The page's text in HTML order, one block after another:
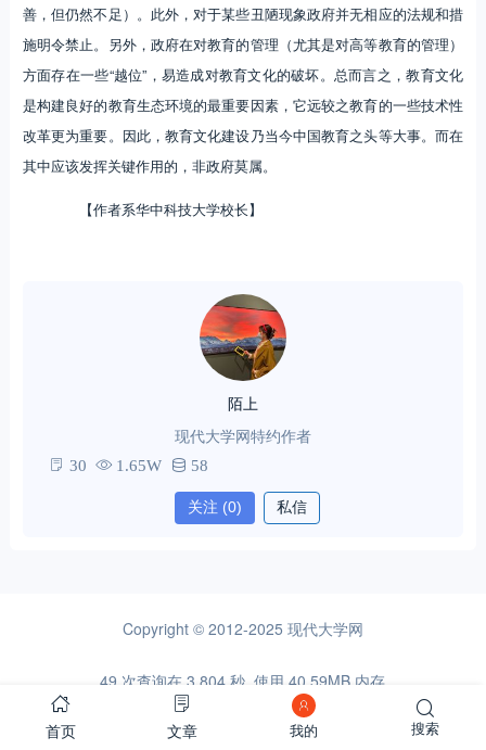
善，但仍然不足）。此外，对于某些丑陋现象政府并无相应的法规和措
施明令禁止。另外，政府在对教育的管理（尤其是对高等教育的管理）
方面存在一些“越位”，易造成对教育文化的破坏。总而言之，教育文化
是构建良好的教育生态环境的最重要因素，它远较之教育的一些技术性
改革更为重要。因此，教育文化建设乃当今中国教育之头等大事。而在
其中应该发挥关键作用的，非政府莫属。
【作者系华中科技大学校长】
陌上
现代大学网特约作者
30 1.65W 58
关注 (0) 私信
Copyright © 2012-2025 现代大学网
49 次查询在 3.804 秒, 使用 40.59MB 内存
首页 文章 我的 搜索